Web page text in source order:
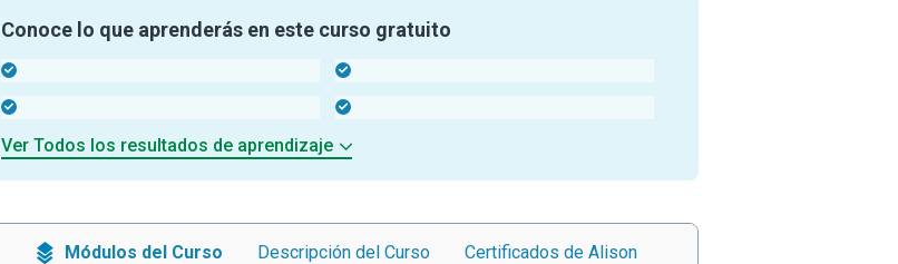
Conoce lo que aprenderás en este curso gratuito
Ver Todos los resultados de aprendizaje
Módulos del Curso Descripción del Curso Certificados de Alison